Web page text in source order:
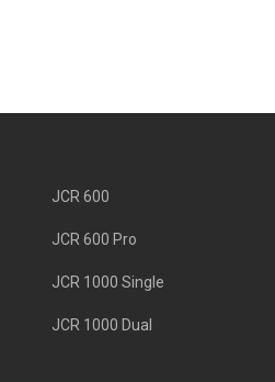
JCR 600
JCR 600 Pro
JCR 1000 Single
JCR 1000 Dual